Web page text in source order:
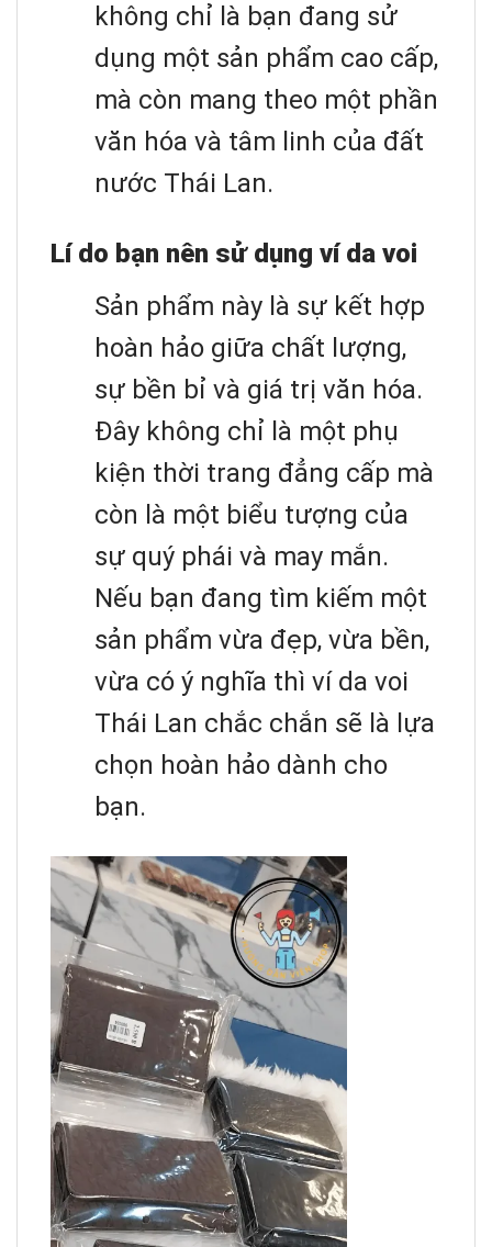
không chỉ là bạn đang sử
dụng một sản phẩm cao cấp,
mà còn mang theo một phần
văn hóa và tâm linh của đất
nước Thái Lan.
Lí do bạn nên sử dụng ví da voi
Sản phẩm này là sự kết hợp
hoàn hảo giữa chất lượng,
sự bền bỉ và giá trị văn hóa.
Đây không chỉ là một phụ
kiện thời trang đẳng cấp mà
còn là một biểu tượng của
sự quý phái và may mắn.
Nếu bạn đang tìm kiếm một
sản phẩm vừa đẹp, vừa bền,
vừa có ý nghĩa thì ví da voi
Thái Lan chắc chắn sẽ là lựa
chọn hoàn hảo dành cho
bạn.